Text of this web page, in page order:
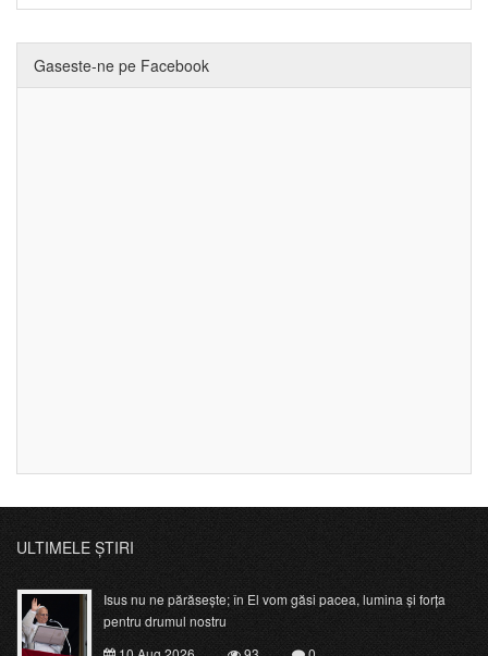
Gaseste-ne pe Facebook
ULTIMELE ȘTIRI
Isus nu ne părăsește; în El vom găsi pacea, lumina și forța
pentru drumul nostru